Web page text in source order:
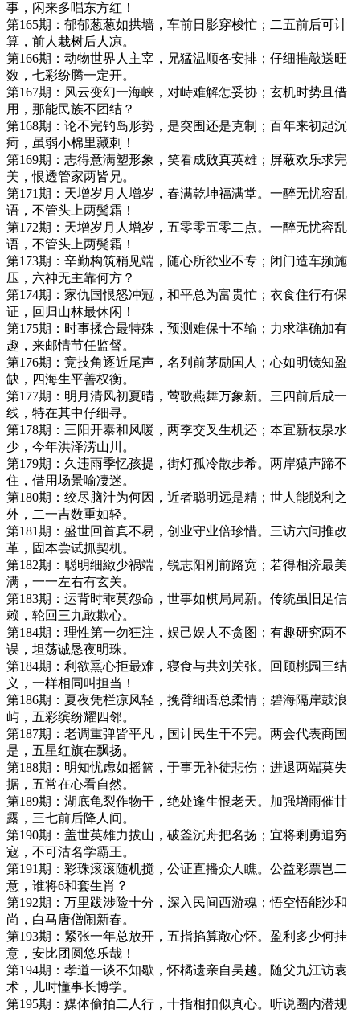
事，闲来多唱东方红！
第165期：郁郁葱葱如拱墙，车前日影穿梭忙；二五前后可计
算，前人栽树后人凉。
第166期：动物世界人主宰，兄猛温顺各安排；仔细推敲送旺
数，七彩纷腾一定开。
第167期：风云变幻一海峡，对峙难解怎妥协；玄机时势且借
用，那能民族不团结？
第168期：论不完钓岛形势，是突围还是克制；百年来初起沉
疴，虽弱小棉里藏刺！
第169期：志得意满塑形象，笑看成败真英雄；屏蔽欢乐求完
美，恨透管家两皆兄。
第171期：天增岁月人增岁，春满乾坤福满堂。一醉无忧容乱
语，不管头上两鬓霜！
第172期：天增岁月人增岁，五零零五零二点。一醉无忧容乱
语，不管头上两鬓霜！
第173期：辛勤构筑稍见端，随心所欲业不专；闭门造车频施
压，六神无主靠何方？
第174期：家仇国恨怒冲冠，和平总为富贵忙；衣食住行有保
证，回归山林最休闲！
第175期：时事揉合最特殊，预测难保十不输；力求準确加有
趣，来邮情节任监督。
第176期：竞技角逐近尾声，名列前茅励国人；心如明镜知盈
缺，四海生平善权衡。
第177期：明月清风初夏晴，莺歌燕舞万象新。三四前后成一
线，特在其中仔细寻。
第178期：三阳开泰和风暖，两季交叉生机还；本宜新枝泉水
少，今年洪泽涝山川。
第179期：久违雨季忆孩提，街灯孤冷散步希。两岸猿声蹄不
住，借用场景喻凄迷。
第180期：绞尽脑汁为何因，近者聪明远是精；世人能脱利之
外，二一吉数重如轻。
第181期：盛世回首真不易，创业守业倍珍惜。三访六问推改
革，固本尝试抓契机。
第182期：聪明细緻少祸端，锐志阳刚前路宽；若得相济最美
满，一一左右有玄关。
第183期：运背时乖莫怨命，世事如棋局局新。传统虽旧足信
赖，轮回三九敢欺心。
第184期：理性第一勿狂注，娱己娱人不贪图；有趣研究两不
误，坦荡诚恳夜明珠。
第184期：利欲熏心拒最难，寝食与共刘关张。回顾桃园三结
义，一样相同叫担当！
第186期：夏夜凭栏凉风轻，挽臂细语总柔情；碧海隔岸鼓浪
屿，五彩缤纷耀四邻。
第187期：老调重弹皆平凡，国计民生干不完。两会代表商国
是，五星红旗在飘扬。
第188期：明知忧虑如摇篮，于事无补徒悲伤；进退两端莫失
据，五常在心看自然。
第189期：湖底龟裂作物干，绝处逢生恨老天。加强增雨催甘
露，三七前后降人间。
第190期：盖世英雄力拔山，破釜沉舟把名扬；宜将剩勇追穷
寇，不可沽名学霸王。
第191期：彩珠滚滚随机搅，公证直播众人瞧。公益彩票岂二
意，谁将6和套生肖？
第192期：万里跋涉险十分，深入民间西游魂；悟空悟能沙和
尚，白马唐僧闹新春。
第193期：紧张一年总放开，五指掐算敞心怀。盈利多少何挂
意，安比团圆悠乐哉！
第194期：孝道一谈不知歇，怀橘遗亲自吴越。随父九江访袁
术，儿时懂事长博学。
第195期：媒体偷拍二人行，十指相扣似真心。听说圈内潜规